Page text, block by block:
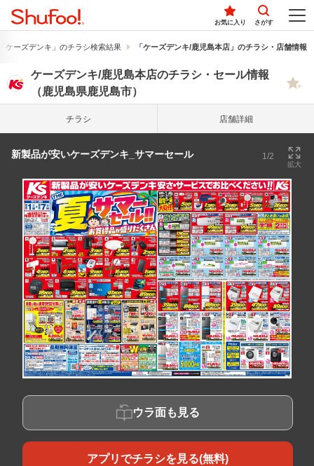
お気に入り さがす
ケーズデンキ」のチラシ検索結果 「ケーズデンキ/鹿児島本店」のチラシ・店舗情報
ケーズデンキ/鹿児島本店のチラシ・セール情報
（鹿児島県鹿児島市）
チラシ 店舗詳細
新製品が安いケーズデンキ_サマーセール 1/2
拡大
ウラ面も見る
アプリでチラシを見る(無料)